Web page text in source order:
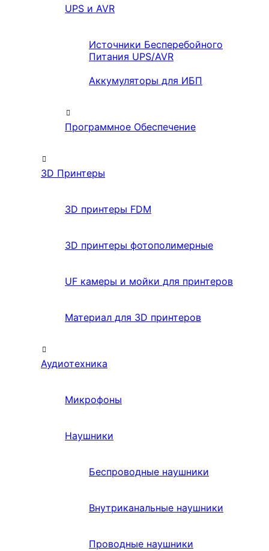
UPS и AVR
Источники Бесперебойного
Питания UPS/AVR
Аккумуляторы для ИБП
Программное Обеспечение
3D Принтеры
3D принтеры FDM
3D принтеры фотополимерные
UF камеры и мойки для принтеров
Материал для 3D принтеров
Аудиотехника
Микрофоны
Наушники
Беспроводные наушники
Внутриканальные наушники
Проводные наушники